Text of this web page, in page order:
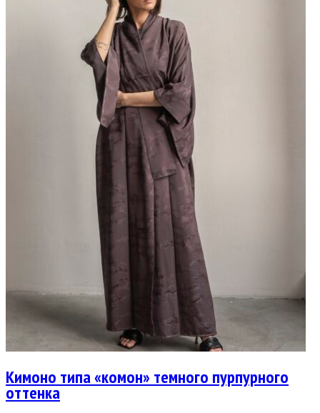
Кимоно типа «комон» темного пурпурного
оттенка